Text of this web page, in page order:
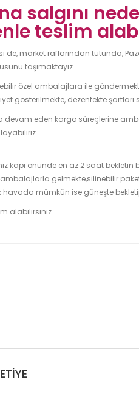
salgını
teslim
de, market raflarından tutunda,
taşımaktayız.
özel ambalajlara ile
gösterilmekte, dezenfekte şartları
devam eden kargo süreçlerine
kapı önünde en az 2 saat
gelmekte,silinebilir
havada mümkün ise güneşte
alabilirsiniz.